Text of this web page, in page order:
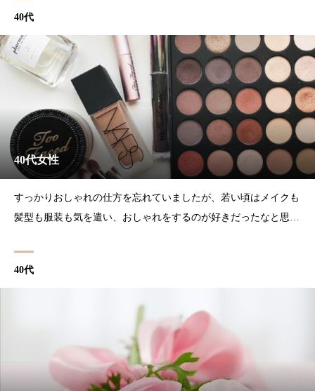
んでいただけて嬉しいです。あ
40代
40代女性
すっかりおしゃれの仕方を忘れていましたが、若い頃はメイクも
髪型も服装も気を遣い、おしゃれをするのが好きだったなと思い
のおしゃれ時間が止まってしまいますよね。
40代